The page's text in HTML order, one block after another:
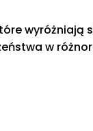
wyróżniają
w